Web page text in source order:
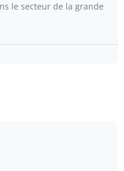
le secteur de la grande